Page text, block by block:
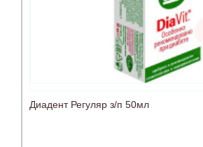
Диадент Регуляр з/п 50мл